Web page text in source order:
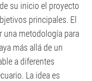
su inicio el proyecto
principales. El
una metodología para
más allá de un
a diferentes
La idea es